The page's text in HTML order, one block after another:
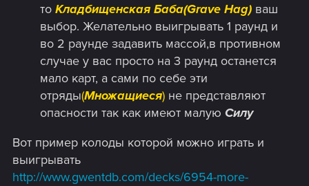
то Кладбищенская Баба(Grave Hag) ваш
выбор. Желательно выигрывать 1 раунд и
во 2 раунде задавить массой,в противном
случае у вас просто на 3 раунд останется
мало карт, а сами по себе эти
отряды(Множащиеся) не представляют
опасности так как имеют малую Силу
Вот пример колоды которой можно играть и
выигрывать
http://www.gwentdb.com/decks/6954-more-